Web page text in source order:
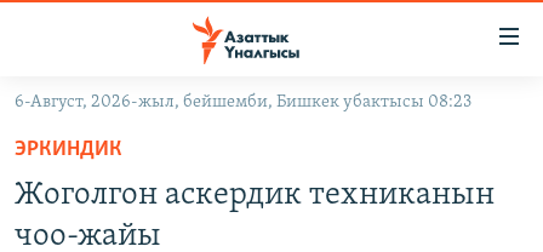
Навигацияга
өтүңүз
Издөөгө
салыңыз
6-Август, 2026-жыл, бейшемби, Бишкек убактысы 08:23
ЭРКИНДИК
Жоголгон аскердик техниканын
чоо-жайы